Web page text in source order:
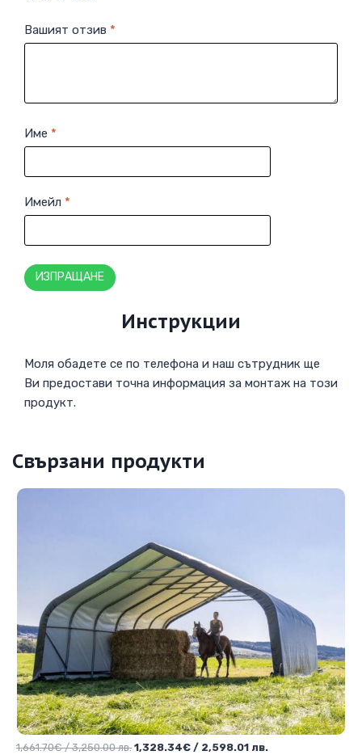
Вашият отзив *
Име *
Имейл *
Инструкции
Моля обадете се по телефона и наш сътрудник ще
Ви предостави точна информация за монтаж на този
продукт.
Свързани продукти
1,661.70€/ 3,250.00 лв. Original
1,328.34€ / 2,598.01 лв.